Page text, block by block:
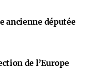
ancienne députée
de l’Europe